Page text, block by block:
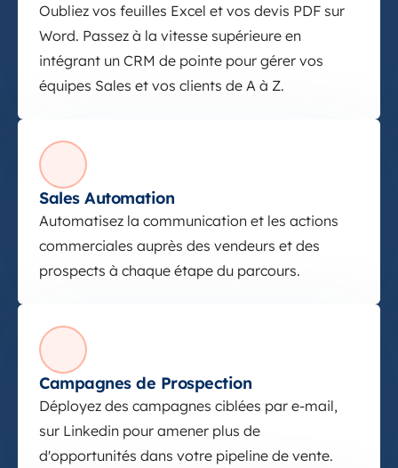
Oubliez vos feuilles Excel et vos devis PDF sur
Word. Passez à la vitesse supérieure en
intégrant un CRM de pointe pour gérer vos
équipes Sales et vos clients de A à Z.
Sales Automation
Automatisez la communication et les actions
commerciales auprès des vendeurs et des
prospects à chaque étape du parcours.
Campagnes de Prospection
Déployez des campagnes ciblées par e-mail,
sur Linkedin pour amener plus de
d'opportunités dans votre pipeline de vente.